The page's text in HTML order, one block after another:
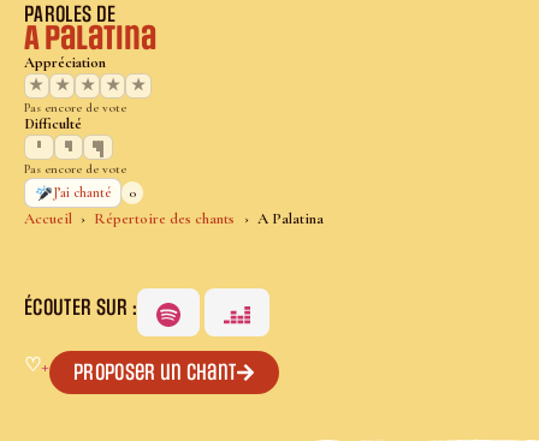
Accueil Répertoire des chants A Palatina
PAROLES DE
A Palatina
Appréciation
★
★ ★ ★ ★
Pas encore de vote
Difficulté
Pas encore de vote
J’ai chanté
0
ÉCOUTER SUR :
♡+ Proposer un chant